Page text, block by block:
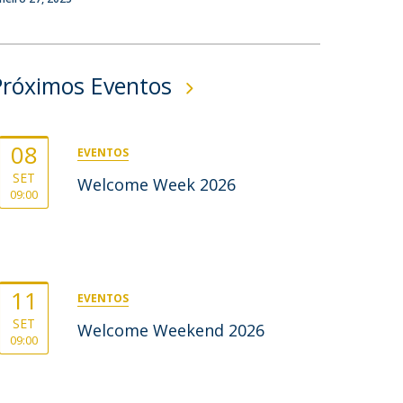
Eventos
08
SET
09:00
EVENTOS
Welcome Week 2026
11
SET
09:00
EVENTOS
Welcome Weekend 2026